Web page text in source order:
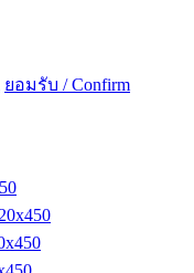
ยอมรับ / Confirm